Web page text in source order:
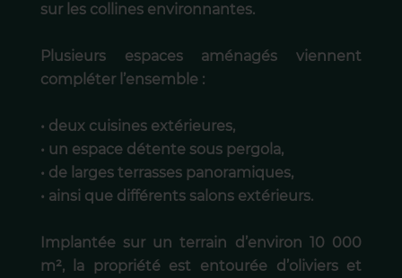
sur les collines environnantes.
Plusieurs espaces aménagés viennent
compléter l’ensemble :
• deux cuisines extérieures,
• un espace détente sous pergola,
• de larges terrasses panoramiques,
• ainsi que différents salons extérieurs.
Implantée sur un terrain d’environ 10 000
m², la propriété est entourée d’oliviers et